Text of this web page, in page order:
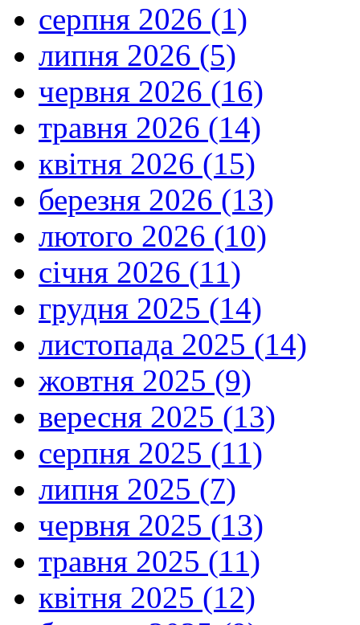
серпня 2026 (1)
липня 2026 (5)
червня 2026 (16)
травня 2026 (14)
квітня 2026 (15)
березня 2026 (13)
лютого 2026 (10)
січня 2026 (11)
грудня 2025 (14)
листопада 2025 (14)
жовтня 2025 (9)
вересня 2025 (13)
серпня 2025 (11)
липня 2025 (7)
червня 2025 (13)
травня 2025 (11)
квітня 2025 (12)